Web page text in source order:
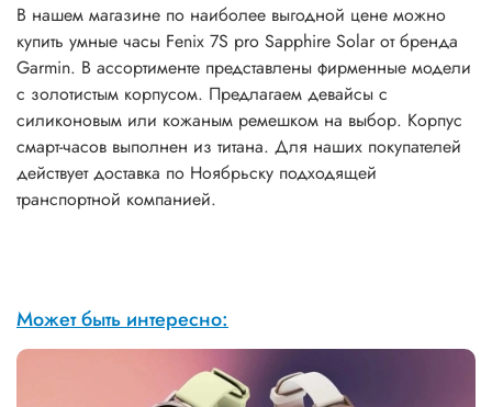
В нашем магазине по наиболее выгодной цене можно
купить умные часы Fenix 7S pro Sapphire Solar от бренда
Garmin. В ассортименте представлены фирменные модели
с золотистым корпусом. Предлагаем девайсы с
силиконовым или кожаным ремешком на выбор. Корпус
смарт-часов выполнен из титана. Для наших покупателей
действует доставка по Ноябрьску подходящей
транспортной компанией.
Может быть интересно: